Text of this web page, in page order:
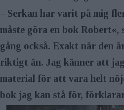
– Serkan har varit på mig
måste göra en bok Robert«,
gång också. Exakt när den
riktigt än. Jag känner att
material för att vara helt
bok jag kan stå för,